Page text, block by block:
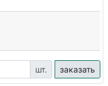
шт. заказать